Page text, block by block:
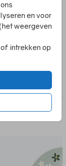
en voor
weergeven
intrekken op
spotlak.
van de